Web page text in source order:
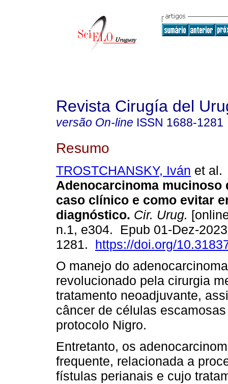
Revista Cirugía del
versão On-line ISSN 1688-1281
Resumo
TROSTCHANSKY, Iván et al.
Adenocarcinoma mucinoso
caso clínico e como evitar
diagnóstico. Cir. Urug.
n.1, e304. Epub 01-Dez-
1281. https://doi.org/
O manejo do
revolucionado pela cirurgia
tratamento neoadjuvante,
câncer de células
protocolo Nigro.
Entretanto, os
frequente, relacionada a
fístulas perianais e cujo